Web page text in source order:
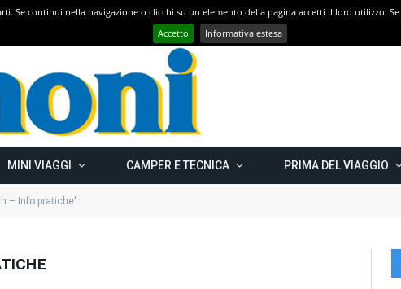
Con CAMPER GO – UN GRANDE VIAGGIO verso il nord est EUROPEO – Carelia Russa e Capo Nord 2019 – Km 13.000
MINI VIAGGI CAMPER E TECNICA PRIMA DEL VIAGGIO
– Info pratiche"
Se continui nella navigazione o clicchi su un elemento della pagina accetti il loro utilizzo.
Accetto
Informativa estesa